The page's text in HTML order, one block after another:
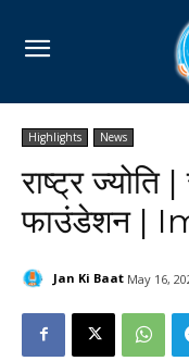
Highlights News
राष्ट्र ज्योति
फाउंडेशन |
Jan Ki Baat May 16,